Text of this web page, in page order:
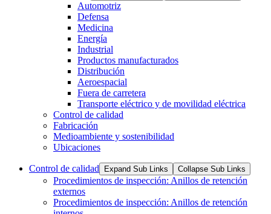
Automotriz
Defensa
Medicina
Energía
Industrial
Productos manufacturados
Distribución
Aeroespacial
Fuera de carretera
Transporte eléctrico y de movilidad eléctrica
Control de calidad
Fabricación
Medioambiente y sostenibilidad
Ubicaciones
Control de calidad Expand Sub Links Collapse Sub Links
Procedimientos de inspección: Anillos de retención
externos
Procedimientos de inspección: Anillos de retención